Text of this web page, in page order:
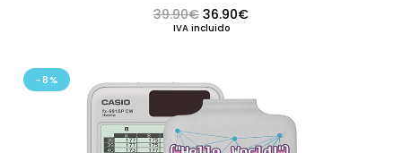
39.90€ El precio original era: 39.90€.
36.90€El precio actual es:
IVA incluido
-8%